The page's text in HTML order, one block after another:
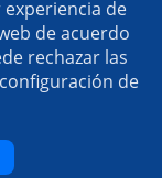
de privacidad
de
de acuerdo
rechazar las
de